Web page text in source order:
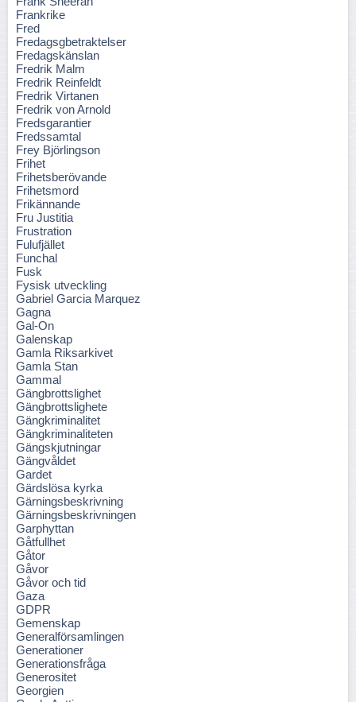
Frankrike
Fred
Fredagsgbetraktelser
Fredagskänslan
Fredrik Malm
Fredrik Reinfeldt
Fredrik Virtanen
Fredrik von Arnold
Fredsgarantier
Fredssamtal
Frey Björlingson
Frihet
Frihetsberövande
Frihetsmord
Frikännande
Fru Justitia
Frustration
Fulufjället
Funchal
Fusk
Fysisk utveckling
Gabriel Garcia Marquez
Gagna
Gal-On
Galenskap
Gamla Riksarkivet
Gamla Stan
Gammal
Gängbrottslighet
Gängbrottslighete
Gängkriminalitet
Gängkriminaliteten
Gängskjutningar
Gängvåldet
Gardet
Gärdslösa kyrka
Gärningsbeskrivning
Gärningsbeskrivningen
Garphyttan
Gåtfullhet
Gåtor
Gåvor
Gåvor och tid
Gaza
GDPR
Gemenskap
Generalförsamlingen
Generationer
Generationsfråga
Generositet
Georgien